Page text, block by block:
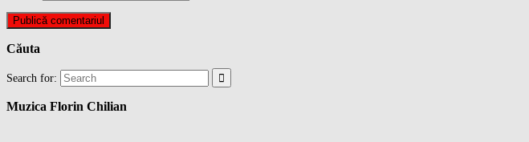
Căuta
Search for:
Muzica Florin Chilian